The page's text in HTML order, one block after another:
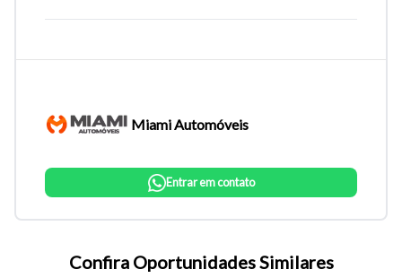
Tamanho do texto
Miami Automóveis
Entrar em contato
Confira Oportunidades Similares